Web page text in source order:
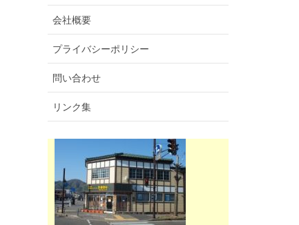
会社概要
プライバシーポリシー
問い合わせ
リンク集